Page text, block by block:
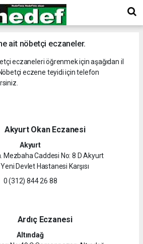
ait nöbetçi eczaneler.
eczaneleri öğrenmek için aşağıdan il
eczene teyidi için telefon
Akyurt Okan Eczanesi
Akyurt
Mezbaha Caddesi No: 8 D Akyurt
Devlet Hastanesi Karşısı
0 (312) 844 26 88
Ardıç Eczanesi
Altındağ